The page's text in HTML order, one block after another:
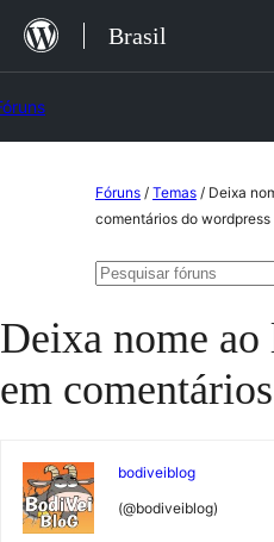
para
Brasil
Fóruns / Temas / Deixa
comentários do wordpress
Pesquisar
Deixa nome
em
bodiveiblog
(@bodiveiblog)